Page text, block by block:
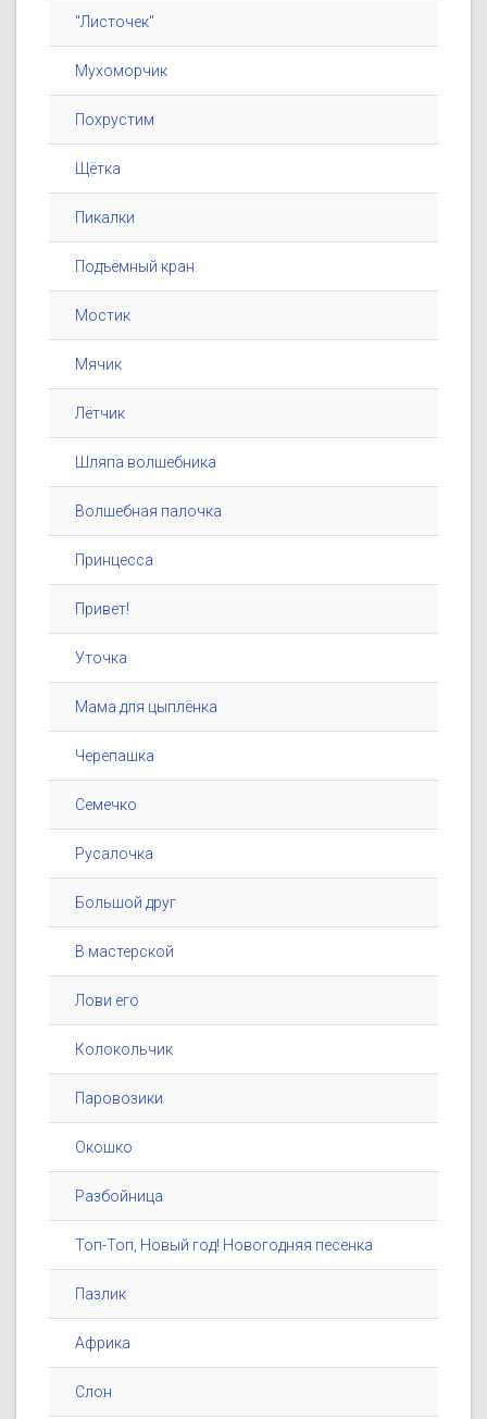
"Листочек"
Мухоморчик
Похрустим
Щётка
Пикалки
Подъёмный кран
Мостик
Мячик
Лётчик
Шляпа волшебника
Волшебная палочка
Принцесса
Привет!
Уточка
Мама для цыплёнка
Черепашка
Семечко
Русалочка
Большой друг
В мастерской
Лови его
Колокольчик
Паровозики
Окошко
Разбойница
Топ-Топ, Новый год! Новогодняя песенка
Пазлик
Африка
Слон